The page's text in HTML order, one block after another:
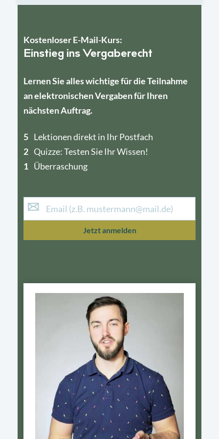
Kostenloser E-Mail-Kurs:
Einstieg ins Vergaberecht
Lernen Sie alles wichtige für die Teilnahme
an elektronischen Vergaben für Ihren
nächsten Auftrag.
5 Lektionen direkt in Ihr Postfach
2 Quizze: Testen Sie Ihr Wissen!
1 Überraschung
4
1
Jetzt anmelden